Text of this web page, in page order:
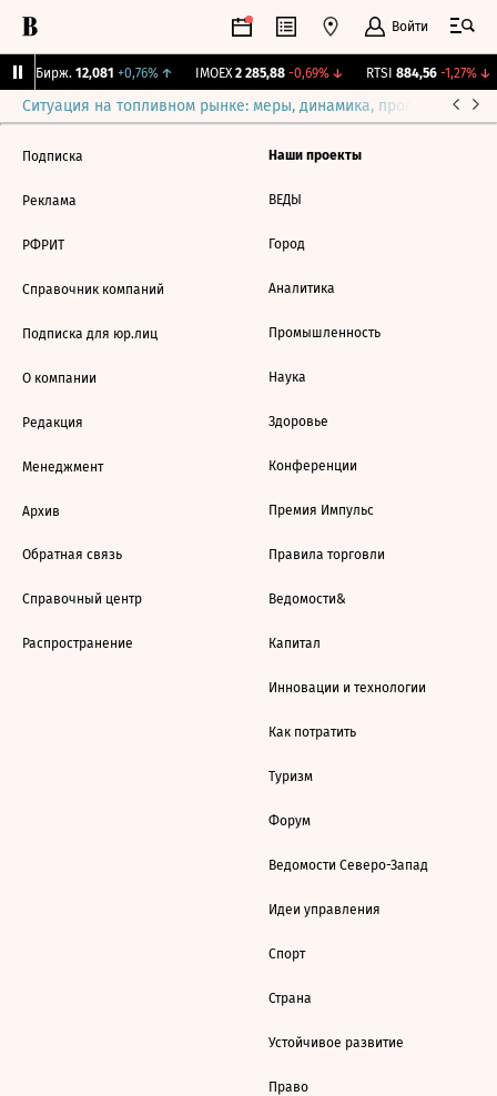
Войти
CNY Бирж. 12,081 +0,76%↑ IMOEX 2 285,88 -0,69%↓ RTSI 884,56 -1,27%↓
Ситуация на топливном рынке: меры, динамика, прогнозы
Подписка
Реклама
РФРИТ
Справочник компаний
Подписка для юр.лиц
О компании
Редакция
Менеджмент
Архив
Обратная связь
Справочный центр
Распространение
Наши проекты
ВЕДЫ
Город
Аналитика
Промышленность
Наука
Здоровье
Конференции
Премия Импульс
Правила торговли
Ведомости&
Капитал
Инновации и технологии
Как потратить
Туризм
Форум
Ведомости Северо-Запад
Идеи управления
Спорт
Страна
Устойчивое развитие
Право